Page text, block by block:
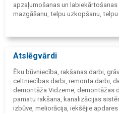
apzaļumošanas un
mazgāšanu, telpu uzkopšanu, telpu
Atslēgvārdi
Ēku būvniecība, rakšanas darbi,
celtniecības darbi, remonta darbi,
demontāža Vidzeme, demontāžas
pamatu rakšana, kanalizācijas
izbūve, meliorācija, iekšējie